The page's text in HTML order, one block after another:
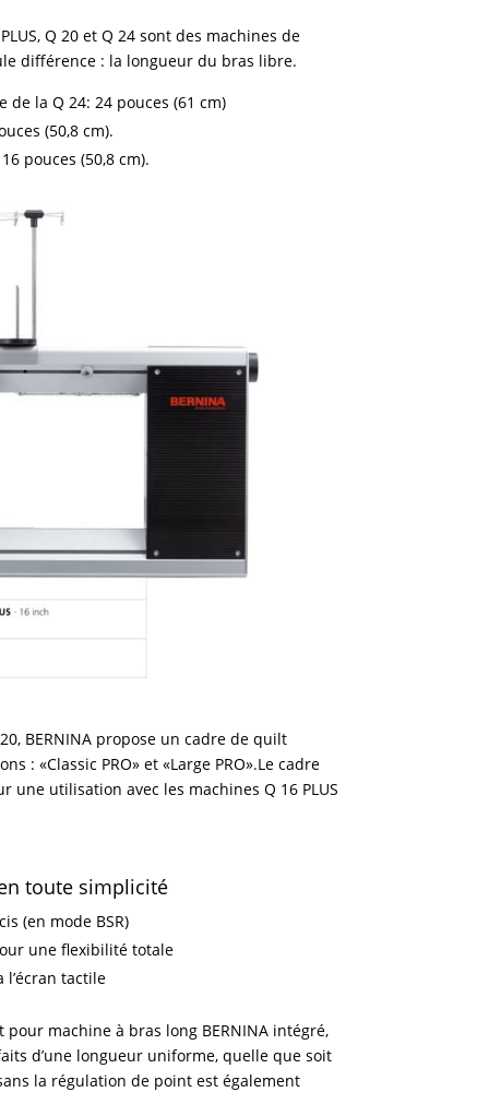
Q 20 et Q 24 sont des machines de
différence : la longueur du bras libre.
la Q 24: 24 pouces (61 cm)
(50,8 cm).
pouces (50,8 cm).
BERNINA propose un cadre de quilt
: «Classic PRO» et «Large PRO».Le cadre
une utilisation avec les machines Q 16 PLUS
toute simplicité
(en mode BSR)
une flexibilité totale
tactile
machine à bras long BERNINA intégré,
d’une longueur uniforme, quelle que soit
la régulation de point est également